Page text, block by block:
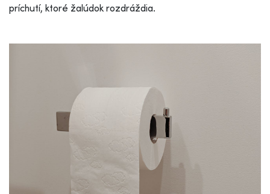
príchutí, ktoré žalúdok rozdráždia.